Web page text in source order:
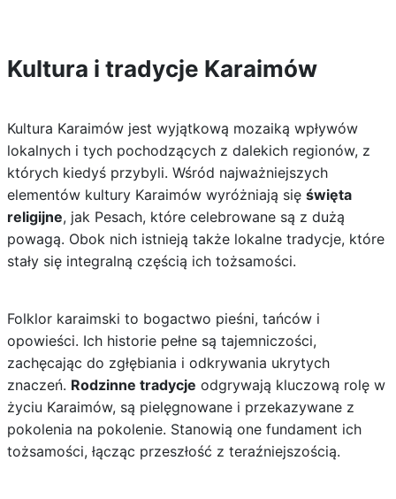
Kultura i tradycje Karaimów
Kultura Karaimów jest wyjątkową mozaiką wpływów
lokalnych i tych pochodzących z dalekich regionów, z
których kiedyś przybyli. Wśród najważniejszych
elementów kultury Karaimów wyróżniają się święta
religijne, jak Pesach, które celebrowane są z dużą
powagą. Obok nich istnieją także lokalne tradycje, które
stały się integralną częścią ich tożsamości.
Folklor karaimski to bogactwo pieśni, tańców i
opowieści. Ich historie pełne są tajemniczości,
zachęcając do zgłębiania i odkrywania ukrytych
znaczeń. Rodzinne tradycje odgrywają kluczową rolę w
życiu Karaimów, są pielęgnowane i przekazywane z
pokolenia na pokolenie. Stanowią one fundament ich
tożsamości, łącząc przeszłość z teraźniejszością.